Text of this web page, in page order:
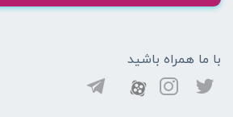
با ما همراه باشید